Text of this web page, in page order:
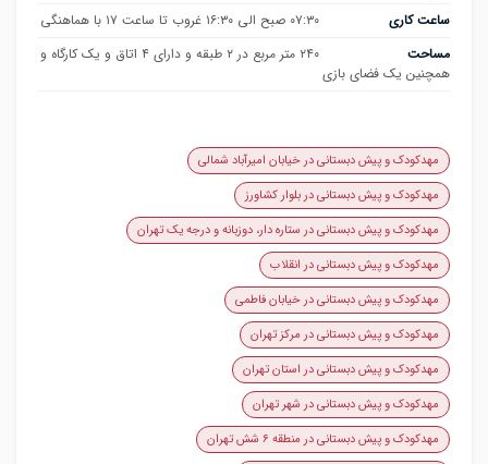
ساعت کاری
۰۷:۳۰ صبح الی ۱۶:۳۰ غروب تا ساعت ۱۷ با هماهنگی
مساحت
۲۴۰ متر مربع در ۲ طبقه و دارای ۴ اتاق و یک کارگاه و
همچنین یک فضای بازی
مهدکودک و پیش دبستانی در خیابان امیرآباد شمالی
مهدکودک و پیش دبستانی در بلوار کشاورز
مهدکودک و پیش دبستانی در ستاره دار، دوزبانه و درجه یک تهران
مهدکودک و پیش دبستانی در انقلاب
مهدکودک و پیش دبستانی در خیابان فاطمی
مهدکودک و پیش دبستانی در مرکز تهران
مهدکودک و پیش دبستانی در استان تهران
مهدکودک و پیش دبستانی در شهر تهران
مهدکودک و پیش دبستانی در منطقه ۶ شش تهران